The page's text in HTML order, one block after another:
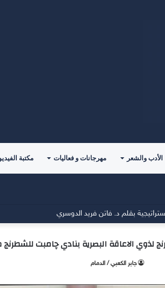
الأدب والشعر مهرجانات و فعاليات مكتبة
بقلم د. فاتن فريد الدوسري
لذوي الاعاقة البصرية بنادي چامبت للشطرنج
جابر الكعبي / الدمام